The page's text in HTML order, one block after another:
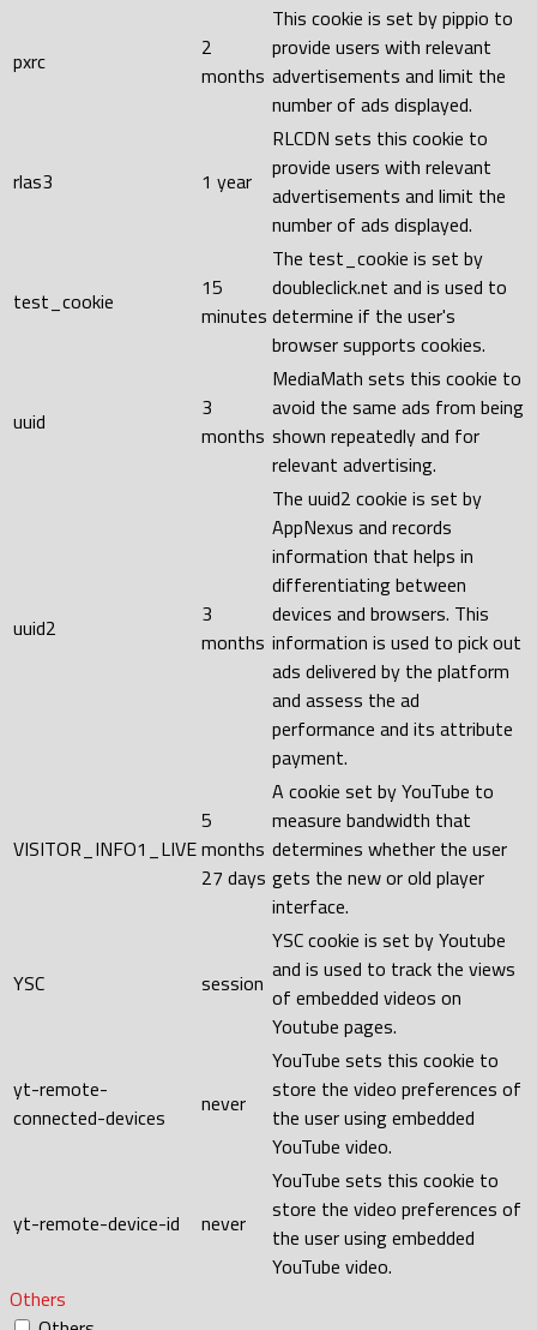
pxrc
2
months
This cookie is set by pippio to
provide users with relevant
advertisements and limit the
number of ads displayed.
rlas3 1 year
RLCDN sets this cookie to
provide users with relevant
advertisements and limit the
number of ads displayed.
test_cookie
15
minutes
The test_cookie is set by
doubleclick.net and is used to
determine if the user's
browser supports cookies.
uuid
3
months
MediaMath sets this cookie to
avoid the same ads from being
shown repeatedly and for
relevant advertising.
uuid2
3
months
The uuid2 cookie is set by
AppNexus and records
information that helps in
differentiating between
devices and browsers. This
information is used to pick out
ads delivered by the platform
and assess the ad
performance and its attribute
payment.
VISITOR_INFO1_LIVE
5
months
27 days
A cookie set by YouTube to
measure bandwidth that
determines whether the user
gets the new or old player
interface.
YSC session
YSC cookie is set by Youtube
and is used to track the views
of embedded videos on
Youtube pages.
yt-remote-
connected-devices
never
YouTube sets this cookie to
store the video preferences of
the user using embedded
YouTube video.
yt-remote-device-id never
YouTube sets this cookie to
store the video preferences of
the user using embedded
YouTube video.
Others